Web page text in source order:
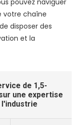
pouvez naviguer
votre chaîne
disposer des
et la
de 1,5-
une expertise
l'industrie